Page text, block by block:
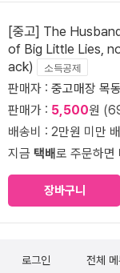
[중고] The
of Big Little Lies,
ack)
소득공제
판매자 : 중고매장 목
판매가 : 5,500원
배송비 : 2만원 미만
지금 택배로 주문하면
장바구니
로그인 전체